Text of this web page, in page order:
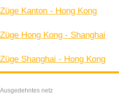
Züge Kanton - Hong Kong
Züge Hong Kong - Shanghai
Züge Shanghai - Hong Kong
Ausgedehntes netz